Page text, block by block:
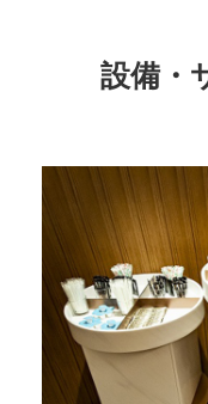
設備・